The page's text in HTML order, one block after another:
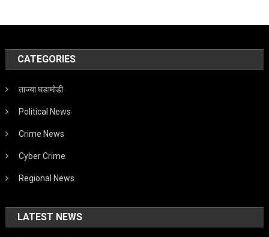
CATEGORIES
ताज्या घडामोडी
Political News
Crime News
Cyber Crime
Regional News
LATEST NEWS